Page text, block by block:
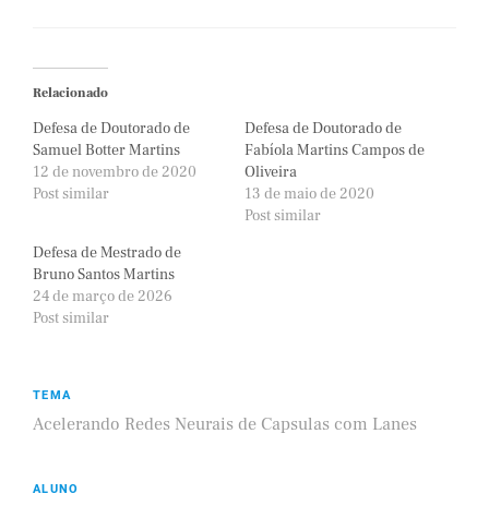
Relacionado
Defesa de Doutorado de
Samuel Botter Martins
12 de novembro de 2020
Post similar
Defesa de Doutorado de
Fabíola Martins Campos de
Oliveira
13 de maio de 2020
Post similar
Defesa de Mestrado de
Bruno Santos Martins
24 de março de 2026
Post similar
TEMA
Acelerando Redes Neurais de Capsulas com Lanes
ALUNO